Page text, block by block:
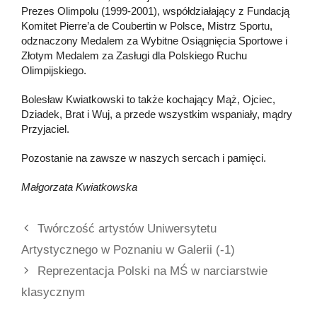
Prezes Olimpolu (1999-2001), współdziałający z Fundacją
Komitet Pierre’a de Coubertin w Polsce, Mistrz Sportu,
odznaczony Medalem za Wybitne Osiągnięcia Sportowe i
Złotym Medalem za Zasługi dla Polskiego Ruchu
Olimpijskiego.
Bolesław Kwiatkowski to także kochający Mąż, Ojciec,
Dziadek, Brat i Wuj, a przede wszystkim wspaniały, mądry
Przyjaciel.
Pozostanie na zawsze w naszych sercach i pamięci.
Małgorzata Kwiatkowska
Twórczość artystów Uniwersytetu
Artystycznego w Poznaniu w Galerii (-1)
Reprezentacja Polski na MŚ w narciarstwie
klasycznym